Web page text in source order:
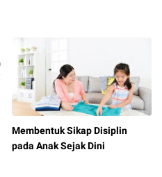
Membentuk Sikap Disiplin
pada Anak Sejak Dini